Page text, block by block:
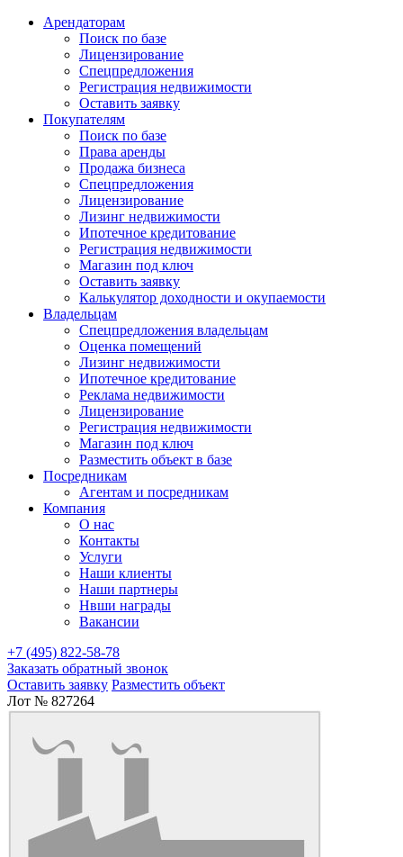
Арендаторам
Поиск по базе
Лицензирование
Спецпредложения
Регистрация недвижимости
Оставить заявку
Покупателям
Поиск по базе
Права аренды
Продажа бизнеса
Спецпредложения
Лицензирование
Лизинг недвижимости
Ипотечное кредитование
Регистрация недвижимости
Магазин под ключ
Оставить заявку
Калькулятор доходности и окупаемости
Владельцам
Спецпредложения владельцам
Оценка помещений
Лизинг недвижимости
Ипотечное кредитование
Реклама недвижимости
Лицензирование
Регистрация недвижимости
Магазин под ключ
Разместить объект в базе
Посредникам
Агентам и посредникам
Компания
О нас
Контакты
Услуги
Наши клиенты
Наши партнеры
Нвши награды
Вакансии
+7 (495) 822-58-78
Заказать обратный звонок
Оставить заявку Разместить объект
Лот № 827264